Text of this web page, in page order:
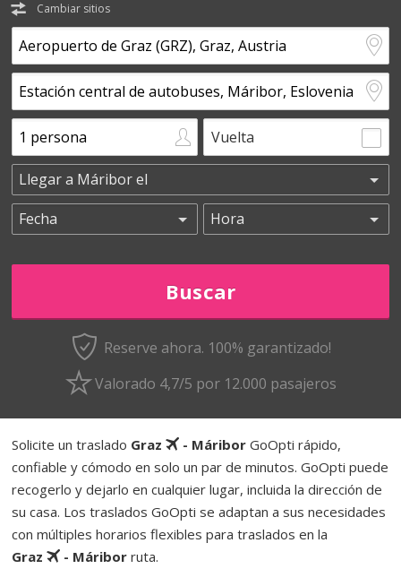
Cambiar sitios
Vuelta
Reserve ahora. 100% garantizado!
Valorado 4,7/5 por 12.000 pasajeros
Solicite un traslado Graz - Máribor GoOpti rápido,
confiable y cómodo en solo un par de minutos. GoOpti puede
recogerlo y dejarlo en cualquier lugar, incluida la dirección de
su casa. Los traslados GoOpti se adaptan a sus necesidades
con múltiples horarios flexibles para traslados en la
Graz
- Máribor ruta.